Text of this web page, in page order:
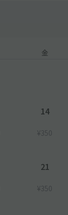
金
14
¥350
21
¥350